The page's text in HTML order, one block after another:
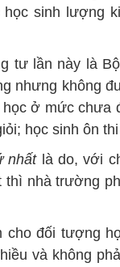
học sinh lượng
tư lần này là
nhưng không
học ở mức
học sinh ôn
nhấtlà do, với
nhà trường
cho đối tượng
và không